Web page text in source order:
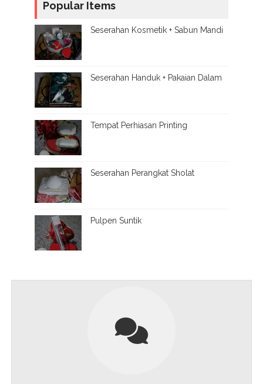
Popular Items
Seserahan Kosmetik + Sabun Mandi
Seserahan Handuk + Pakaian Dalam
Tempat Perhiasan Printing
Seserahan Perangkat Sholat
Pulpen Suntik